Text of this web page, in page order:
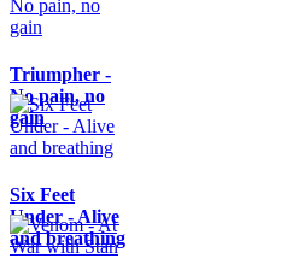
Triumpher -
No pain, no
gain
Six Feet
Under - Alive
and breathing